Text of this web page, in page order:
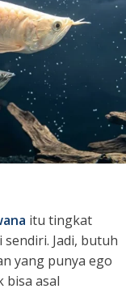
itu tingkat
Jadi, butuh
yang punya ego
bisa asal